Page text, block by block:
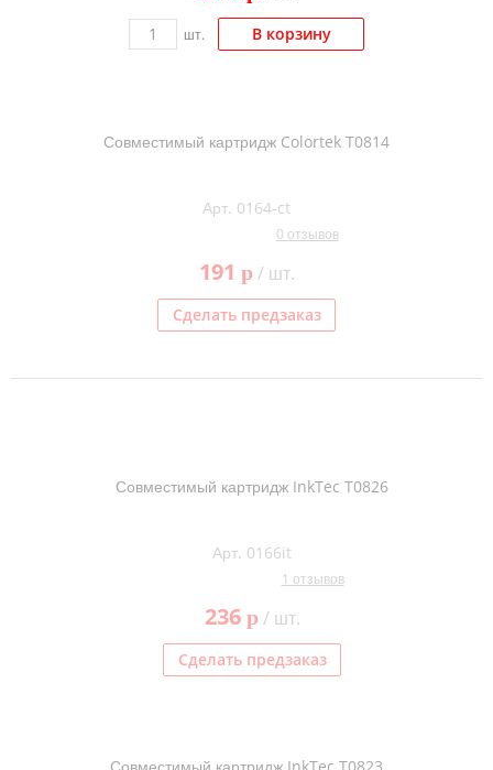
шт. В корзину
Совместимый картридж Colortek T0814
Арт. 0164-ct
0 отзывов
191 p/ шт.
Сделать предзаказ
Совместимый картридж InkTec T0826
Арт. 0166it
1 отзывов
236 p/ шт.
Сделать предзаказ